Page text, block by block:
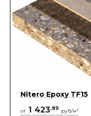
Nitero Epoxy TF15
от 1 423.89 руб/м2